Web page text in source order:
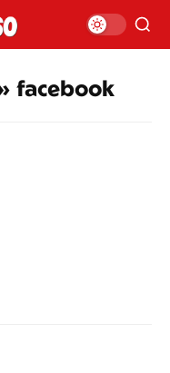
facebook